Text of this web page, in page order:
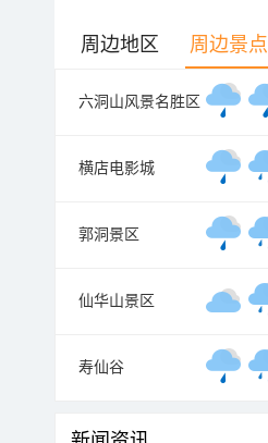
周边地区 周边景点
六洞山风景名胜区
横店电影城
郭洞景区
仙华山景区
寿仙谷